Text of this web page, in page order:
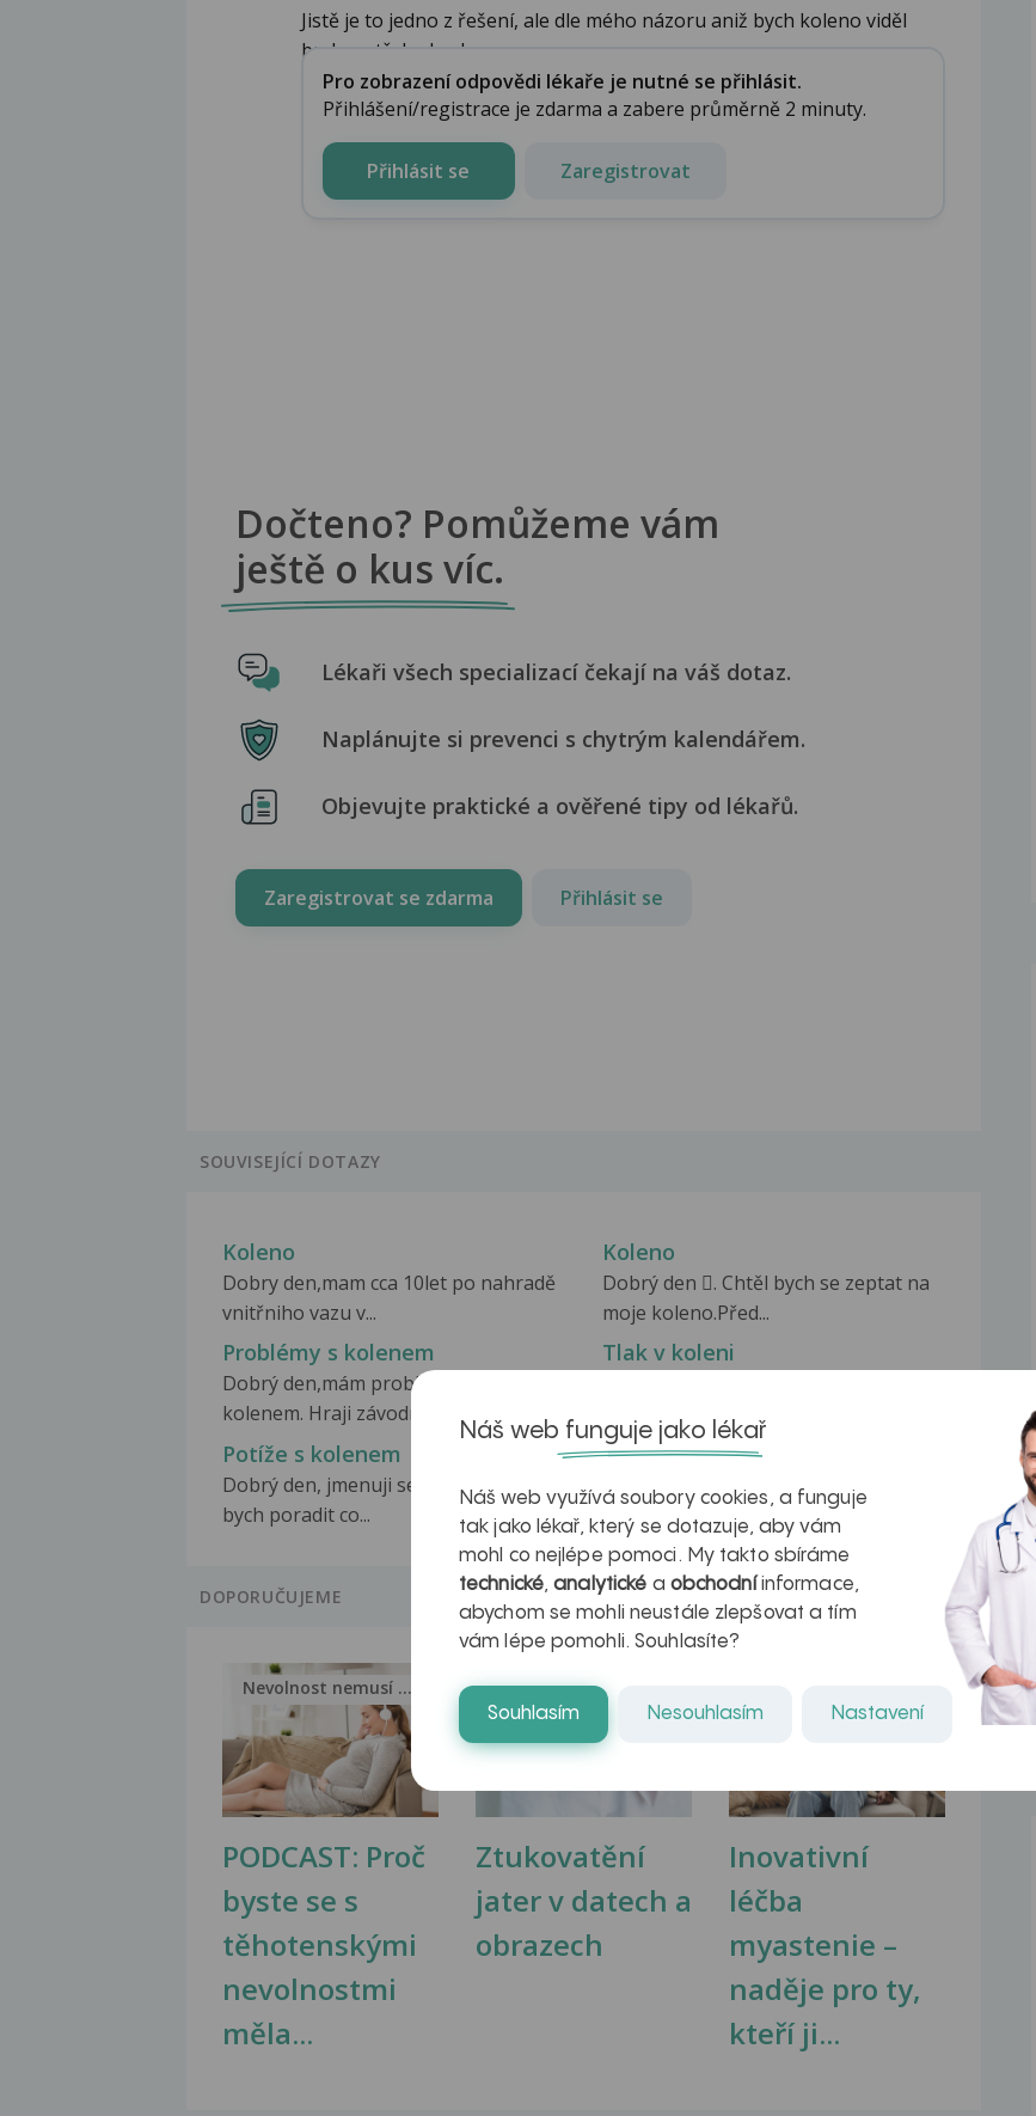
Jistě je to jedno z řešení, ale dle mého názoru aniž bych koleno viděl
bude potřeba krok z...
Pro zobrazení odpovědi lékaře je nutné se přihlásit.
Přihlášení/registrace je zdarma a zabere průměrně 2 minuty.
Přihlásit se Zaregistrovat
Dočteno? Pomůžeme vám
ještě o kus víc.
Lékaři všech specializací čekají na váš dotaz.
Naplánujte si prevenci s chytrým kalendářem.
Objevujte praktické a ověřené tipy od lékařů.
Zaregistrovat se zdarma Přihlásit se
SOUVISEJÍCÍ DOTAZY
Koleno
Dobry den,mam cca 10let po nahradě
vnitřniho vazu v...
Koleno
Dobrý den . Chtěl bych se zeptat na
moje koleno.Před...
Problémy s kolenem
Dobrý den,mám problémy s pravým
kolenem. Hraji závodně...
Tlak v koleni
měsíc koleno...
Potíže s kolenem
Dobrý den, jmenuji se Zdeněk, chtěl
bych poradit co...
Podvrtnuté koleno
Dobrý den, dva týdny zpět jsem si při
procházce při...
DOPORUČUJEME
PODCAST: Proč
byste se s
těhotenskými
nevolnostmi
měla...
Nevolnost nemusí být nutnou...
Ztukovatění
jater v datech a
obrazech
Jak na zdravá játra?
Inovativní
léčba
myastenie –
naděje pro ty,
kteří ji...
Náš web funguje jako lékař
Náš web využívá soubory cookies, a funguje
tak jako lékař, který se dotazuje, aby vám
mohl co nejlépe pomoci. My takto sbíráme
technické,analytické a obchodníinformace,
abychom se mohli neustále zlepšovat a tím
vám lépe pomohli. Souhlasíte?
Souhlasím Nesouhlasím Nastavení